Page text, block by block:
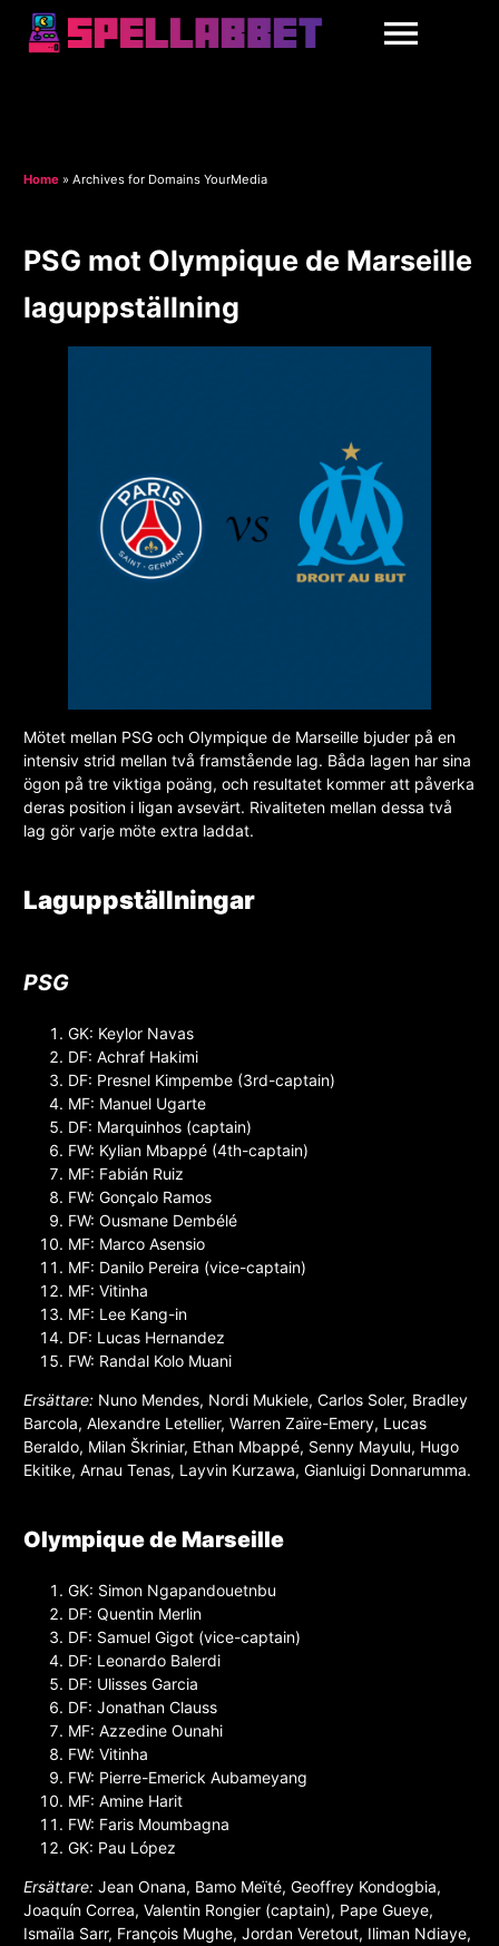
Home » Archives for Domains YourMedia
PSG mot Olympique de Marseille
laguppställning
Mötet mellan PSG och Olympique de Marseille bjuder på en
intensiv strid mellan två framstående lag. Båda lagen har sina
ögon på tre viktiga poäng, och resultatet kommer att påverka
deras position i ligan avsevärt. Rivaliteten mellan dessa två
lag gör varje möte extra laddat.
Laguppställningar
PSG
GK: Keylor Navas
DF: Achraf Hakimi
DF: Presnel Kimpembe (3rd-captain)
MF: Manuel Ugarte
DF: Marquinhos (captain)
FW: Kylian Mbappé (4th-captain)
MF: Fabián Ruiz
FW: Gonçalo Ramos
FW: Ousmane Dembélé
MF: Marco Asensio
MF: Danilo Pereira (vice-captain)
MF: Vitinha
MF: Lee Kang-in
DF: Lucas Hernandez
FW: Randal Kolo Muani
Ersättare: Nuno Mendes, Nordi Mukiele, Carlos Soler, Bradley
Barcola, Alexandre Letellier, Warren Zaïre-Emery, Lucas
Beraldo, Milan Škriniar, Ethan Mbappé, Senny Mayulu, Hugo
Ekitike, Arnau Tenas, Layvin Kurzawa, Gianluigi Donnarumma.
Olympique de Marseille
GK: Simon Ngapandouetnbu
DF: Quentin Merlin
DF: Samuel Gigot (vice-captain)
DF: Leonardo Balerdi
DF: Ulisses Garcia
DF: Jonathan Clauss
MF: Azzedine Ounahi
FW: Vitinha
FW: Pierre-Emerick Aubameyang
MF: Amine Harit
FW: Faris Moumbagna
GK: Pau López
Ersättare: Jean Onana, Bamo Meïté, Geoffrey Kondogbia,
Joaquín Correa, Valentin Rongier (captain), Pape Gueye,
Ismaïla Sarr, François Mughe, Jordan Veretout, Iliman Ndiaye,